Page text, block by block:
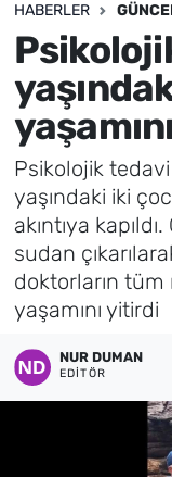
HABERLER
Psikolojik
yaşındaki iki
akıntıya
sudan
doktorların
yaşamını yitirdi
NUR DUMAN
EDITÖR
Asayiş /
Spor
Magazin
Foto Galeri
Künye
İletişim